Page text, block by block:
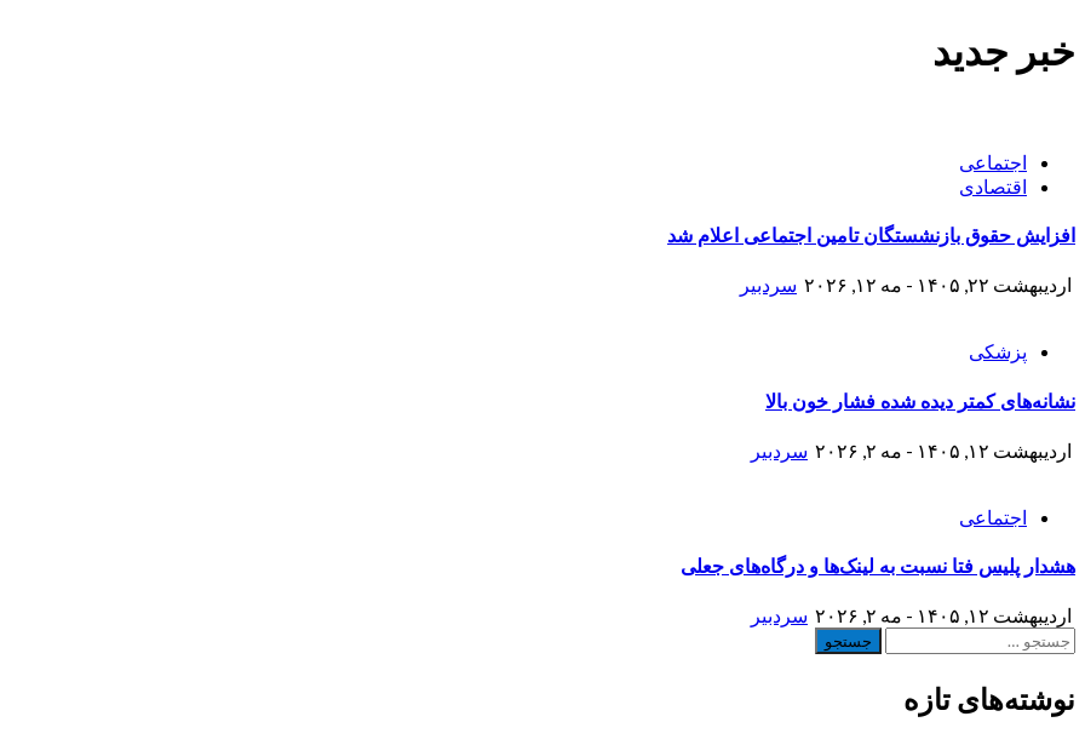
خبر جدید
اجتماعی
اقتصادی
افزایش حقوق بازنشستگان تامین اجتماعی اعلام شد
اردیبهشت ۲۲, ۱۴۰۵ - مه ۱۲, ۲۰۲۶ سردبیر
پزشکی
نشانه‌های کمتر دیده شده فشار خون بالا
اردیبهشت ۱۲, ۱۴۰۵ - مه ۲, ۲۰۲۶ سردبیر
اجتماعی
هشدار پلیس فتا نسبت به لینک‌ها و درگاه‌های جعلی
اردیبهشت ۱۲, ۱۴۰۵ - مه ۲, ۲۰۲۶
سردبیر
جستجو
نوشته‌های تازه